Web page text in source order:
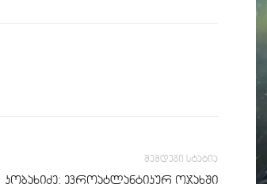
შემდეგი სტატია
კობახიძე: ევროატლანტიკურ ოჯახში